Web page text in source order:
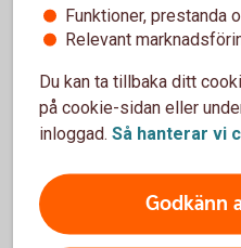
Finns det någon
Handel?
Finns det något
Funktioner, prestanda
Relevant
Du kan ta tillbaka ditt
på cookie-sidan eller
inloggad. Så hanterar vi
Godkänn